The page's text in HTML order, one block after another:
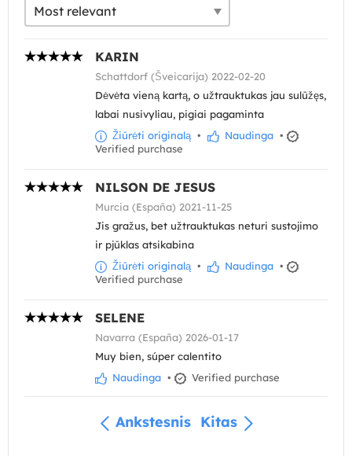
KARIN
Schattdorf (Šveicarija) 2022-02-20
Dėvėta vieną kartą, o užtrauktukas jau sulūžęs,
labai nusivyliau, pigiai pagaminta
Žiūrėti originalą • Naudinga •
Verified purchase
NILSON DE JESUS
Murcia (España) 2021-11-25
Jis gražus, bet užtrauktukas neturi sustojimo
ir pjūklas atsikabina
Žiūrėti originalą • Naudinga •
Verified purchase
SELENE
Navarra (España) 2026-01-17
Muy bien, súper calentito
Naudinga • Verified purchase
Ankstesnis Kitas